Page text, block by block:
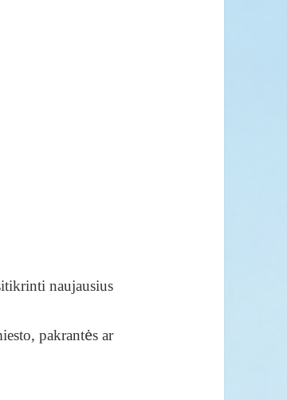
naujausius
pakrantės ar